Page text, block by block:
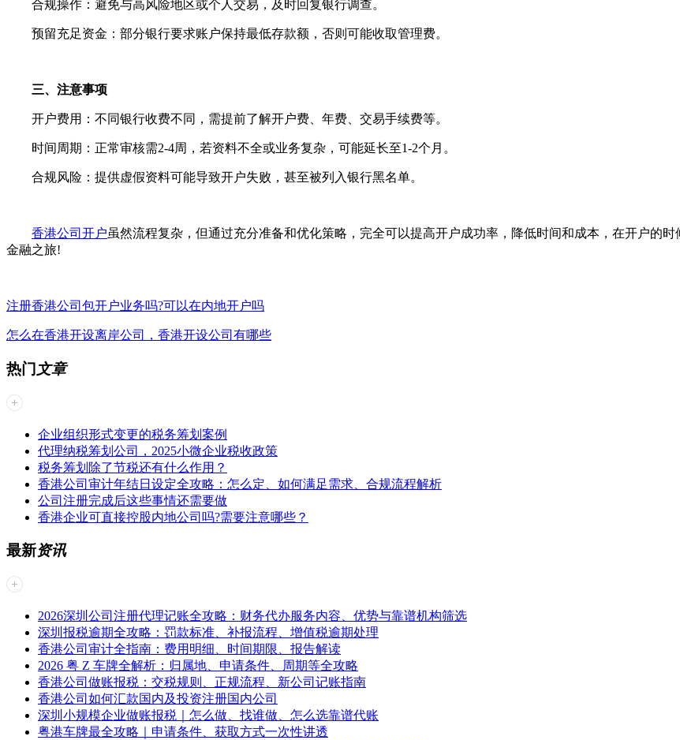
合规操作：避免与高风险地区或个人交易，及时回复银行调查。
预留充足资金：部分银行要求账户保持最低存款额，否则可能收取管理费。
三、注意事项
开户费用：不同银行收费不同，需提前了解开户费、年费、交易手续费等。
时间周期：正常审核需2-4周，若资料不全或业务复杂，可能延长至1-2个月。
合规风险：提供虚假资料可能导致开户失败，甚至被列入银行黑名单。
香港公司开户虽然流程复杂，但通过充分准备和优化策略，完全可以提高开户成功率，降低时间和成本，在开户的
金融之旅!
注册香港公司包开户业务吗?可以在内地开户吗
怎么在香港开设离岸公司，香港开设公司有哪些
热门 文章
企业组织形式变更的税务筹划案例
代理纳税筹划公司，2025小微企业税收政策
税务筹划除了节税还有什么作用？
香港公司审计年结日设定全攻略：怎么定、如何满足需求、合规流程解析
公司注册完成后这些事情还需要做
香港企业可直接控股内地公司吗?需要注意哪些？
最新资讯
2026深圳公司注册代理记账全攻略：财务代办服务内容、优势与靠谱机构筛选
深圳报税逾期全攻略：罚款标准、补报流程、增值税逾期处理
香港公司审计全指南：费用明细、时间期限、报告解读
2026 粤 Z 车牌全解析：归属地、申请条件、周期等全攻略
香港公司做账报税：交税规则、正规流程、新公司记账指南
香港公司如何汇款国内及投资注册国内公司
深圳小规模企业做账报税｜怎么做、找谁做、怎么选靠谱代账
粤港车牌最全攻略｜申请条件、获取方式一次性讲透